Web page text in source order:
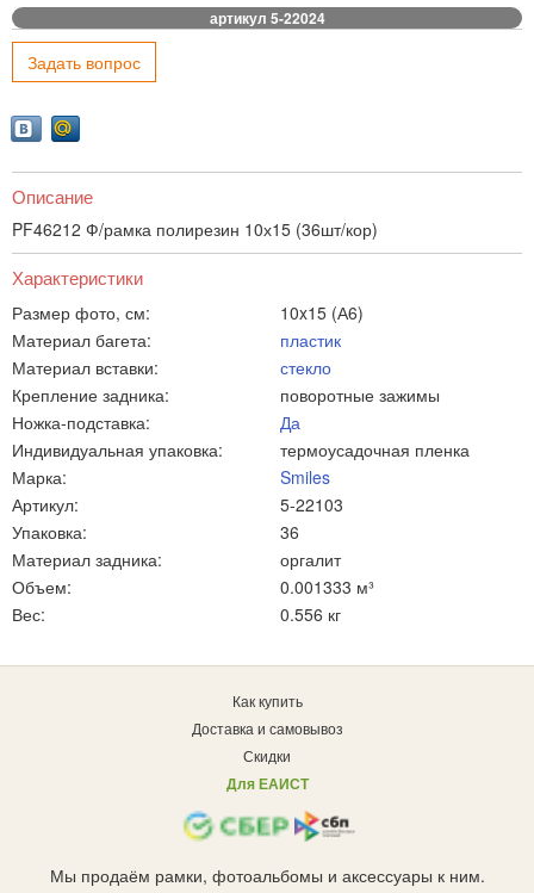
артикул 5-22024
Задать вопрос
Описание
PF46212 Ф/рамка полирезин 10х15 (36шт/кор)
Характеристики
Размер фото, см:
10x15 (А6)
Материал багета:
пластик
Материал вставки:
стекло
Крепление задника:
поворотные зажимы
Ножка-подставка:
Да
Индивидуальная упаковка:
термоусадочная пленка
Марка:
Smiles
Артикул:
5-22103
Упаковка:
36
Материал задника:
оргалит
Объем:
0.001333 м³
Вес:
0.556 кг
Как купить
Доставка и самовывоз
Скидки
Для ЕАИСТ
Мы продаём рамки, фотоальбомы и аксессуары к ним.